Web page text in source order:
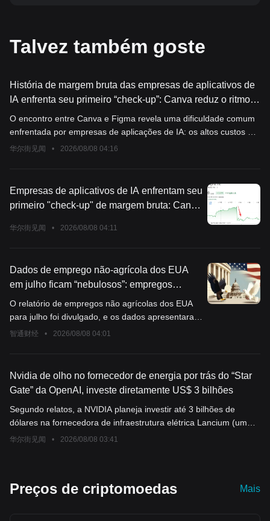
Talvez também goste
História de margem bruta das empresas de aplicativos de
IA enfrenta seu primeiro “check-up”: Canva reduz o ritmo
voluntariamente, Figma assume custo de inferência
O encontro entre Canva e Figma revela uma dificuldade comum
enfrentada por empresas de aplicações de IA: os altos custos de
inferência estão corroendo significativamente a margem bruta e
recursos de IA, levando a uma desaceleração no crescimento da
receita; já a Figma sofreu uma queda acentuada no preço das
ações devido ao custo dos testes gratuitos sendo arcado pela
própria empresa. Ambas apostam no desenvolvimento de
comprovado.
华尔街见闻 • 2026/08/08 04:16
Empresas de aplicativos de IA enfrentam seu
primeiro "check-up" de margem bruta: Canva
os próprios custos de inferência
华尔街见闻 • 2026/08/08 04:11
Dados de emprego não-agrícola dos EUA
em julho ficam “nebulosos”: empregos
diminuem, desemprego cai, o que os
analistas de Wall Street pensam?
O relatório de empregos não agrícolas dos EUA
para julho foi divulgado, e os dados apresentaram
sinais contraditórios, deixando os investidores
智通财经 • 2026/08/08 04:01
Nvidia de olho no fornecedor de energia por trás do “Star
Gate” da OpenAI, investe diretamente US$ 3 bilhões
Segundo relatos, a NVIDIA planeja investir até 3 bilhões de
dólares na fornecedora de infraestrutura elétrica Lancium (um
investimento inicial de 2 bilhões de dólares por cerca de 20% de
elétricos no Texas.
华尔街见闻 • 2026/08/08 03:41
Preços de criptomoedas Mais